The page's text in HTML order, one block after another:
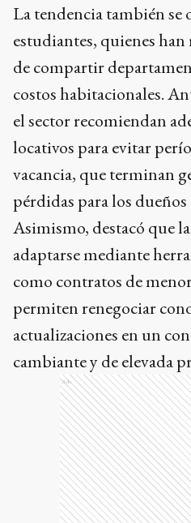
La tendencia también se
estudiantes, quienes
de compartir
costos habitacionales.
el sector recomiendan
locativos para evitar
vacancia, que terminan
pérdidas para los
Asimismo, destacó que
adaptarse mediante
como contratos de
permiten renegociar
actualizaciones en un
cambiante y de elevada
Ads